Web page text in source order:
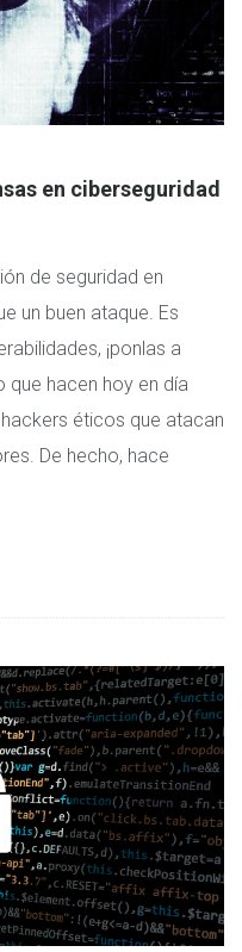
en ciberseguridad
de seguridad en
un buen ataque. Es
¡ponlas a
que hacen hoy en día
éticos que atacan
De hecho, hace